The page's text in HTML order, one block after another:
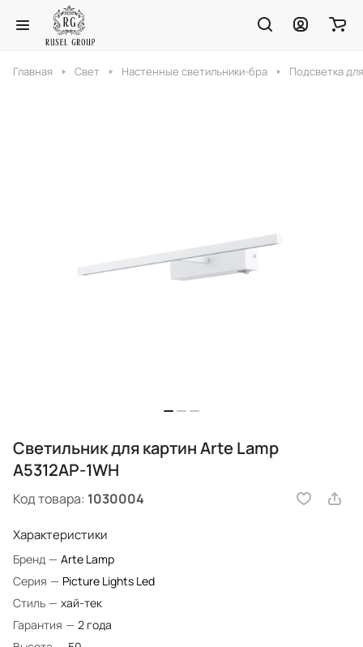
Главная Свет Настенные светильники-бра Подсветка
Светильник для картин Arte Lamp
A5312AP-1WH
Код товара: 1030004
Характеристики
Бренд — Arte Lamp
Серия — Picture Lights Led
Стиль — хай-тек
Гарантия — 2 года